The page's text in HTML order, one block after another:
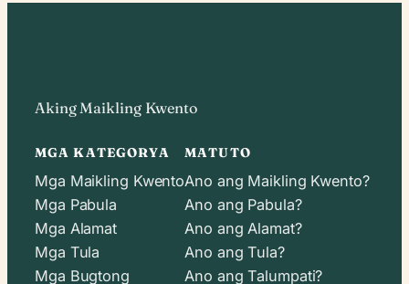
Aking Maikling Kwento
MGA KATEGORYA
Mga Maikling Kwento
Mga Pabula
Mga Alamat
Mga Tula
Mga Bugtong
MATUTO
Ano ang Maikling Kwento?
Ano ang Pabula?
Ano ang Alamat?
Ano ang Tula?
Ano ang Talumpati?